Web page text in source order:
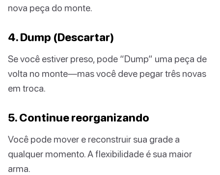
nova peça do monte.
4. Dump (Descartar)
Se você estiver preso, pode “Dump” uma peça de
volta no monte—mas você deve pegar três novas
em troca.
5. Continue reorganizando
Você pode mover e reconstruir sua grade a
qualquer momento. A flexibilidade é sua maior
arma.